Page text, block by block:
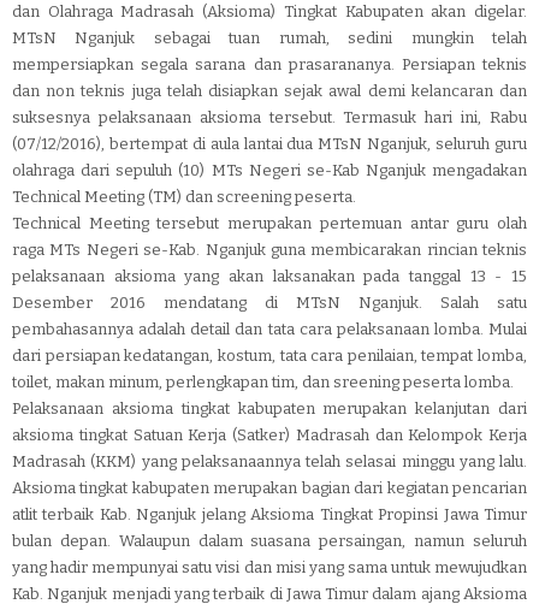
dan Olahraga Madrasah (Aksioma) Tingkat Kabupaten akan digelar.
MTsN Nganjuk sebagai tuan rumah, sedini mungkin telah
mempersiapkan segala sarana dan prasarananya. Persiapan teknis
dan non teknis juga telah disiapkan sejak awal demi kelancaran dan
suksesnya pelaksanaan aksioma tersebut. Termasuk hari ini, Rabu
(07/12/2016), bertempat di aula lantai dua MTsN Nganjuk, seluruh guru
olahraga dari sepuluh (10) MTs Negeri se-Kab Nganjuk mengadakan
Technical Meeting (TM) dan screening peserta.
Technical Meeting tersebut merupakan pertemuan antar guru olah
raga MTs Negeri se-Kab. Nganjuk guna membicarakan rincian teknis
pelaksanaan aksioma yang akan laksanakan pada tanggal 13 - 15
Desember 2016 mendatang di MTsN Nganjuk. Salah satu
pembahasannya adalah detail dan tata cara pelaksanaan lomba. Mulai
dari persiapan kedatangan, kostum, tata cara penilaian, tempat lomba,
toilet, makan minum, perlengkapan tim, dan sreening peserta lomba.
Pelaksanaan aksioma tingkat kabupaten merupakan kelanjutan dari
aksioma tingkat Satuan Kerja (Satker) Madrasah dan Kelompok Kerja
Madrasah (KKM) yang pelaksanaannya telah selasai minggu yang lalu.
Aksioma tingkat kabupaten merupakan bagian dari kegiatan pencarian
atlit terbaik Kab. Nganjuk jelang Aksioma Tingkat Propinsi Jawa Timur
bulan depan. Walaupun dalam suasana persaingan, namun seluruh
yang hadir mempunyai satu visi dan misi yang sama untuk mewujudkan
Kab. Nganjuk menjadi yang terbaik di Jawa Timur dalam ajang Aksioma